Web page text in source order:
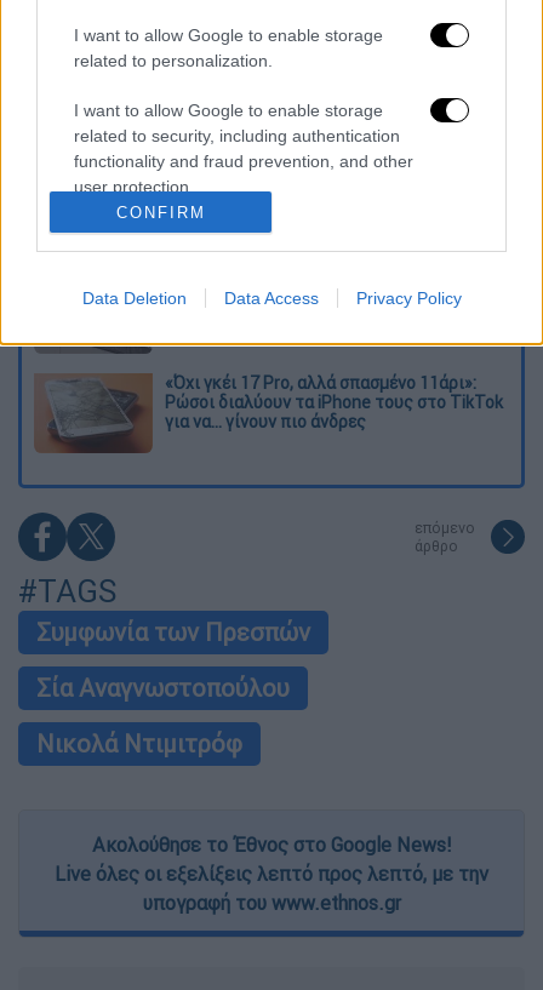
I want to allow Google to enable storage
related to personalization.
I want to allow Google to enable storage
related to security, including authentication
functionality and fraud prevention, and other
user protection.
CONFIRM
Data Deletion Data Access Privacy Policy
Διαβάστε ακόμη
περιορισμοί: Το Ιράν σκληραίνει τη γραμμή
στο εσωτερικό εν μέσω πολέμου
Η πρώτη δήλωση της οικογένειας της
38χρονης Βρετανίδας που δολοφονήθηκε
στην Κυψέλη
Ντύθηκε «Χάρος», ανέβηκε στην οροφή
νοσοκομείου και κοιτούσε επίμονα τους
«Όχι γκέι 17 Pro, αλλά σπασμένο 11άρι»:
Ρώσοι διαλύουν τα iPhone τους στο TikTok
για να... γίνουν πιο άνδρες
επόμενο
άρθρο
#TAGS
Συμφωνία των Πρεσπών
Σία Αναγνωστοπούλου
Νικολά Ντιμιτρόφ
Ακολούθησε το Έθνος στο Google News!
Live όλες οι εξελίξεις λεπτό προς λεπτό, με την
υπογραφή του www.ethnos.gr